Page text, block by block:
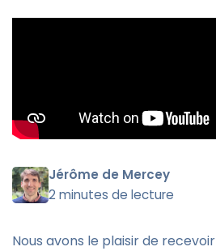
Jérôme de Mercey
2 minutes de lecture
Nous avons le plaisir de recevoir